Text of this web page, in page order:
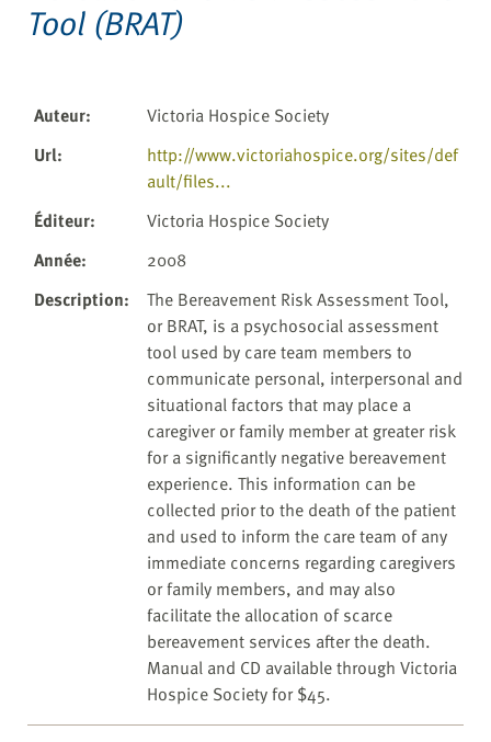
Tool (BRAT)
Auteur:
Victoria Hospice Society
Url:
http://www.victoriahospice.org/sites/def
ault/files...
Éditeur:
Victoria Hospice Society
Année:
2008
Description:
The Bereavement Risk Assessment Tool,
or BRAT, is a psychosocial assessment
tool used by care team members to
communicate personal, interpersonal and
situational factors that may place a
caregiver or family member at greater risk
for a significantly negative bereavement
experience. This information can be
collected prior to the death of the patient
and used to inform the care team of any
immediate concerns regarding caregivers
or family members, and may also
facilitate the allocation of scarce
bereavement services after the death.
Manual and CD available through Victoria
Hospice Society for $45.